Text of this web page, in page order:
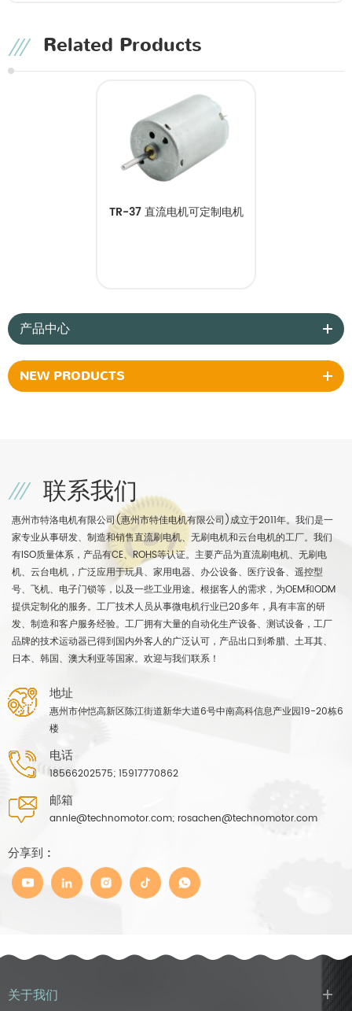
Related Products
TR-37 直流电机可定制电机
产品中心
NEW PRODUCTS
联系我们
惠州市特洛电机有限公司(惠州市特佳电机有限公司)成立于2011年。我们是一
家专业从事研发、制造和销售直流刷电机、无刷电机和云台电机的工厂。我们
有ISO质量体系，产品有CE、ROHS等认证。主要产品为直流刷电机、无刷电
机、云台电机，广泛应用于玩具、家用电器、办公设备、医疗设备、遥控型
号、飞机、电子门锁等，以及一些工业用途。根据客人的需求，为OEM和ODM
提供定制化的服务。工厂技术人员从事微电机行业已20多年，具有丰富的研
发、制造和客户服务经验。工厂拥有大量的自动化生产设备、测试设备，工厂
品牌的技术运动器已得到国内外客人的广泛认可，产品出口到希腊、土耳其、
日本、韩国、澳大利亚等国家。欢迎与我们联系！
地址
惠州市仲恺高新区陈江街道新华大道6号中南高科信息产业园19-20栋6
楼
电话
18566202575; 15917770862
邮箱
annie@technomotor.com; rosachen@technomotor.com
分享到 :
关于我们